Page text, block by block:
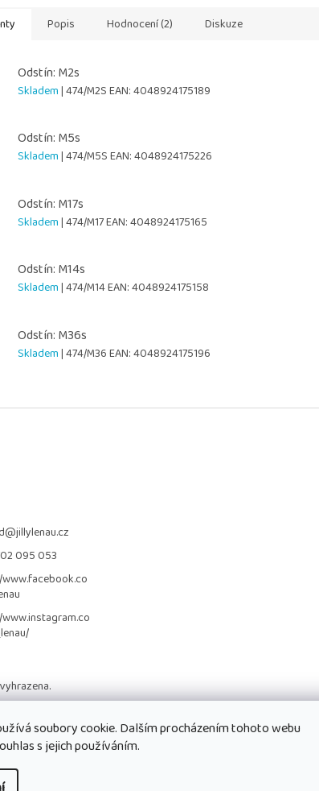
soubory cookie. Dalším procházením tohoto webu
s jejich používáním.
Popis Hodnocení (2) Diskuze
Odstín: M2s
Skladem| 474/M2SEAN:4048924175189
Odstín: M5s
Skladem| 474/M5SEAN:4048924175226
Odstín: M17s
Skladem| 474/M17EAN:4048924175165
Odstín: M14s
Skladem| 474/M14EAN:4048924175158
Odstín: M36s
Skladem| 474/M36EAN:4048924175196
@jillylenau.cz
095 053